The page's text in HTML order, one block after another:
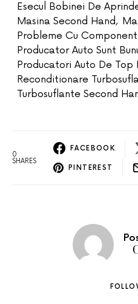
Esecul Bobinei De
Masina Second Hand,
Probleme Cu
Producator Auto Sunt
Producatori Auto De Top
Reconditionare
Turbosuflante Second
0
SHARES
FACEBOOK
PINTEREST